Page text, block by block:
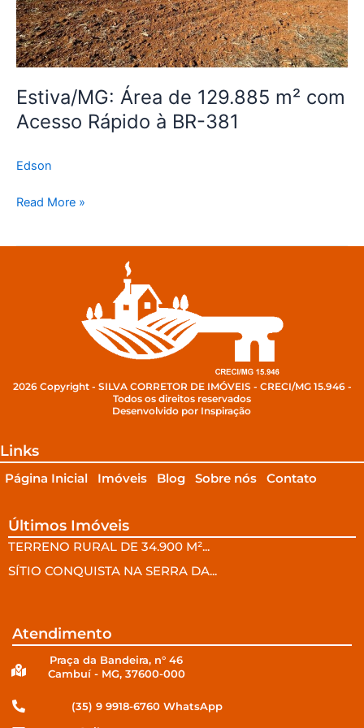
Estiva/MG: Área de 129.885 m² com
Acesso Rápido à BR-381
Edson
BR-
381
Read More »
2026 Copyright - SILVA CORRETOR DE IMÓVEIS - CRECI/MG 15.946 -
Todos os direitos reservados
Desenvolvido por Inspiração
Links
Página Inicial Imóveis Blog Sobre nós Contato
Últimos Imóveis
TERRENO RURAL DE 34.900 M²...
SÍTIO CONQUISTA NA SERRA DA...
Atendimento
Praça da Bandeira, n° 46
Cambuí - MG, 37600-000
(35) 9 9918-6760 WhatsApp